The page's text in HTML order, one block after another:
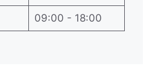
09:00 - 18:00